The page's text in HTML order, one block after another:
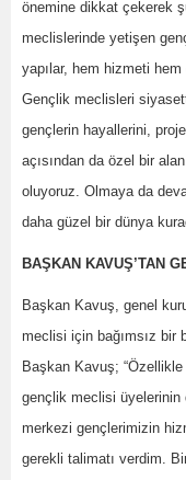
önemine dikkat çekerek
meclislerinde yetişen
yapılar, hem hizmeti
Gençlik meclisleri
gençlerin hayallerini,
açısından da özel bir
oluyoruz. Olmaya da
daha güzel bir dünya
BAŞKAN KAVUŞ’TAN
Başkan Kavuş, genel
meclisi için bağımsız bir
Başkan Kavuş;
gençlik meclisi üyelerinin
merkezi gençlerimizin
gerekli talimatı verdim.